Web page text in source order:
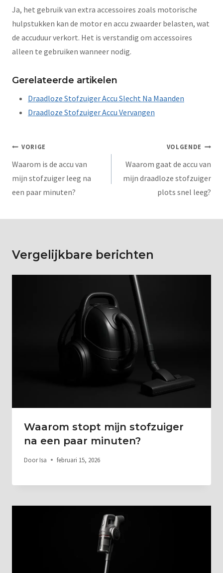
Ja, het gebruik van extra accessoires zoals motorische
hulpstukken kan de motor en accu zwaarder belasten, wat
de accuduur verkort. Het is verstandig om accessoires
alleen te gebruiken wanneer nodig.
Gerelateerde artikelen
Draadloze Stofzuiger Accu Slecht Na Maanden
Draadloze Stofzuiger Accu Vervangen
VORIGE
Waarom is de accu van
mijn stofzuiger leeg na
een paar minuten?
VOLGENDE
Waarom gaat de accu van
mijn draadloze stofzuiger
plots snel leeg?
Vergelijkbare berichten
Waarom stopt mijn stofzuiger
na een paar minuten?
Door Isa februari 15, 2026